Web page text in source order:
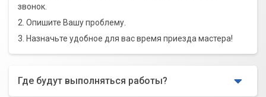
звонок.
2. Опишите Вашу проблему.
3. Назначьте удобное для вас время приезда мастера!
Где будут выполняться работы?